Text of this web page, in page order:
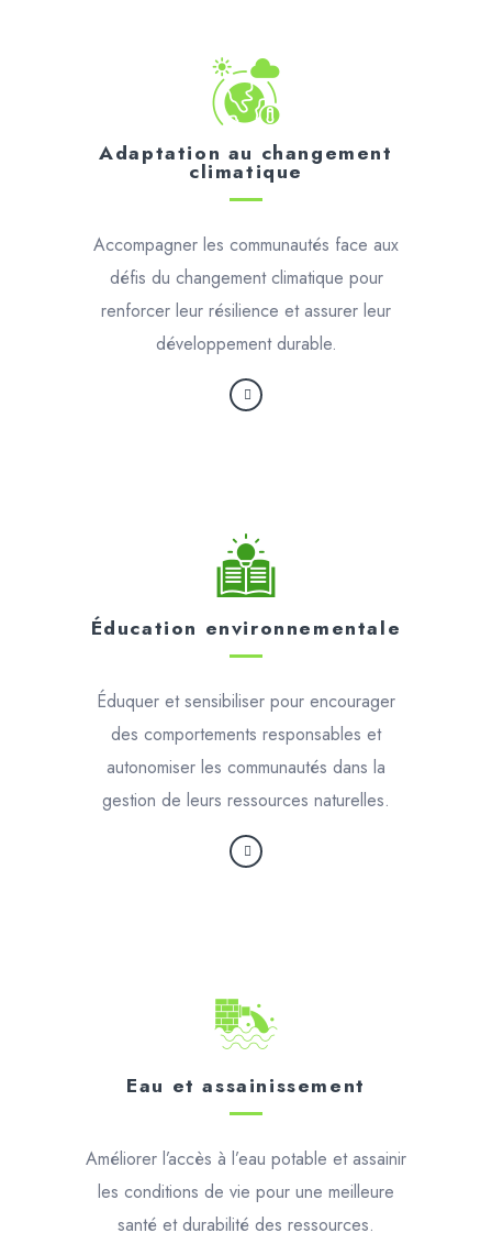
Adaptation au changement
climatique
Accompagner les communautés face aux
défis du changement climatique pour
renforcer leur résilience et assurer leur
développement durable.
Éducation environnementale
Éduquer et sensibiliser pour encourager
des comportements responsables et
autonomiser les communautés dans la
gestion de leurs ressources naturelles.
Eau et assainissement
Améliorer l’accès à l’eau potable et assainir
les conditions de vie pour une meilleure
santé et durabilité des ressources.